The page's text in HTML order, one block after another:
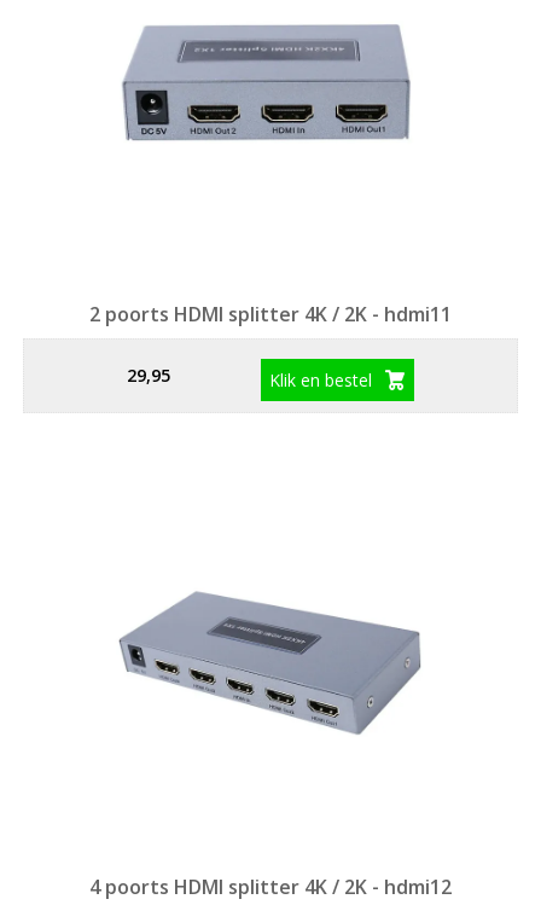
2 poorts HDMI splitter 4K / 2K - hdmi11
29,95 Klik en bestel
4 poorts HDMI splitter 4K / 2K - hdmi12